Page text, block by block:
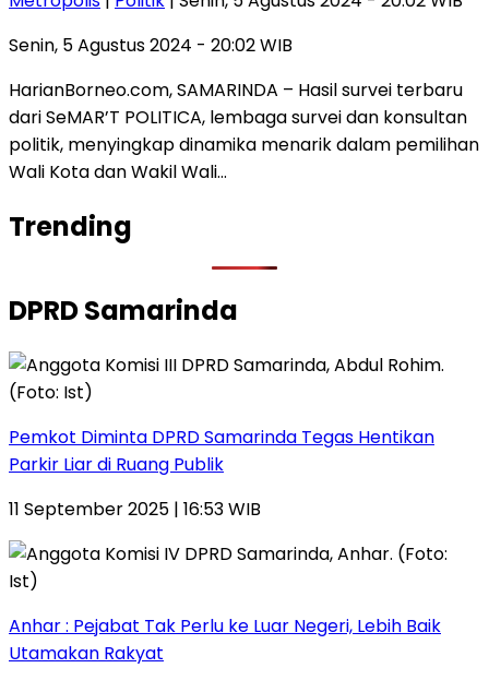
Senin, 5 Agustus 2024 - 20:02 WIB
HarianBorneo.com, SAMARINDA – Hasil survei terbaru
dari SeMAR’T POLITICA, lembaga survei dan konsultan
politik, menyingkap dinamika menarik dalam pemilihan
Wali Kota dan Wakil Wali…
Trending
DPRD Samarinda
Pemkot Diminta DPRD Samarinda Tegas Hentikan
Parkir Liar di Ruang Publik
11 September 2025 | 16:53 WIB
Anhar : Pejabat Tak Perlu ke Luar Negeri, Lebih Baik
Utamakan Rakyat